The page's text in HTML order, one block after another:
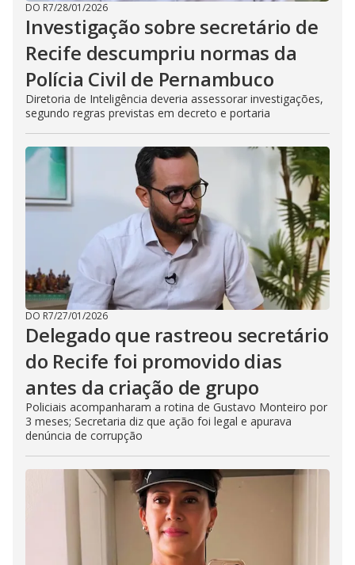
DO R7/28/01/2026
Investigação sobre secretário de
Recife descumpriu normas da
Polícia Civil de Pernambuco
Diretoria de Inteligência deveria assessorar investigações,
segundo regras previstas em decreto e portaria
DO R7/27/01/2026
Delegado que rastreou secretário
do Recife foi promovido dias
antes da criação de grupo
Policiais acompanharam a rotina de Gustavo Monteiro por
3 meses; Secretaria diz que ação foi legal e apurava
denúncia de corrupção